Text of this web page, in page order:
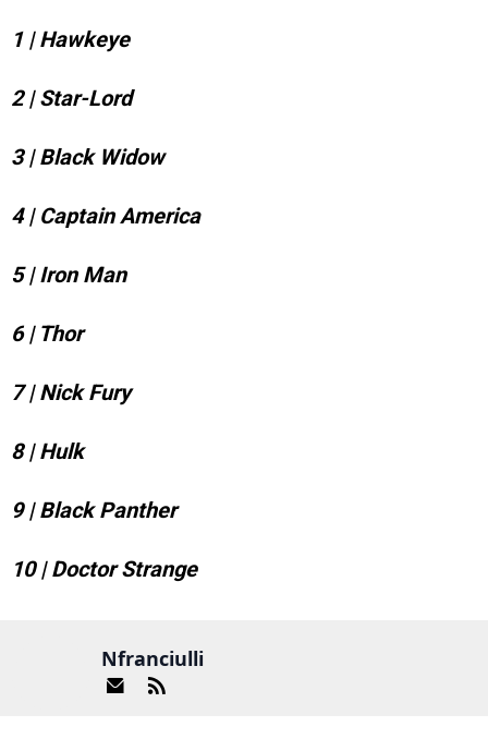
1 | Hawkeye
2 | Star-Lord
3 | Black Widow
4 | Captain America
5 | Iron Man
6 | Thor
7 | Nick Fury
8 | Hulk
9 | Black Panther
10 | Doctor Strange
Nfranciulli